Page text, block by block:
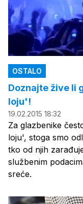
OSTALO
Doznajte žive li
loju'!
19.02.2015 18:32
Za glazbenike
loju', stoga smo
tko od njih
službenim
sreće.